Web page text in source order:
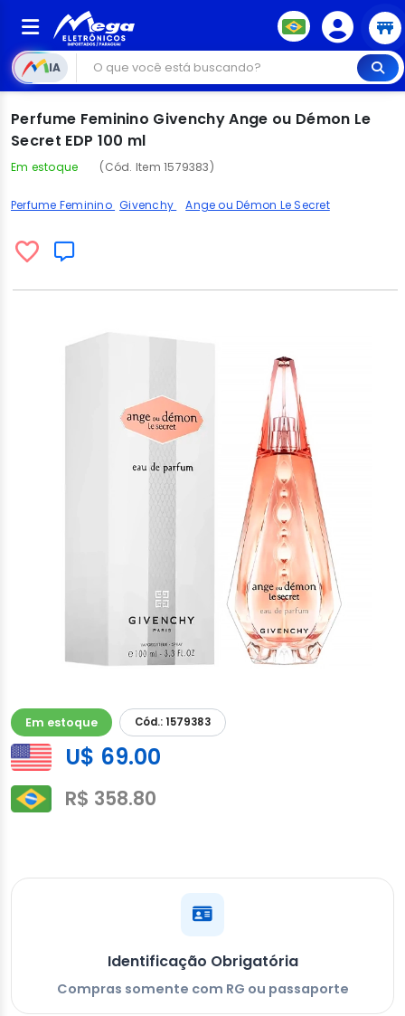
IA
Perfume Feminino Givenchy Ange ou Démon Le
Secret EDP 100 ml
Em estoque (Cód. Item 1579383)
Perfume Feminino Givenchy Ange ou Démon Le Secret
Em estoque Cód.: 1579383
U$ 69.00
R$ 358.80
Identificação Obrigatória
Compras somente com RG ou passaporte